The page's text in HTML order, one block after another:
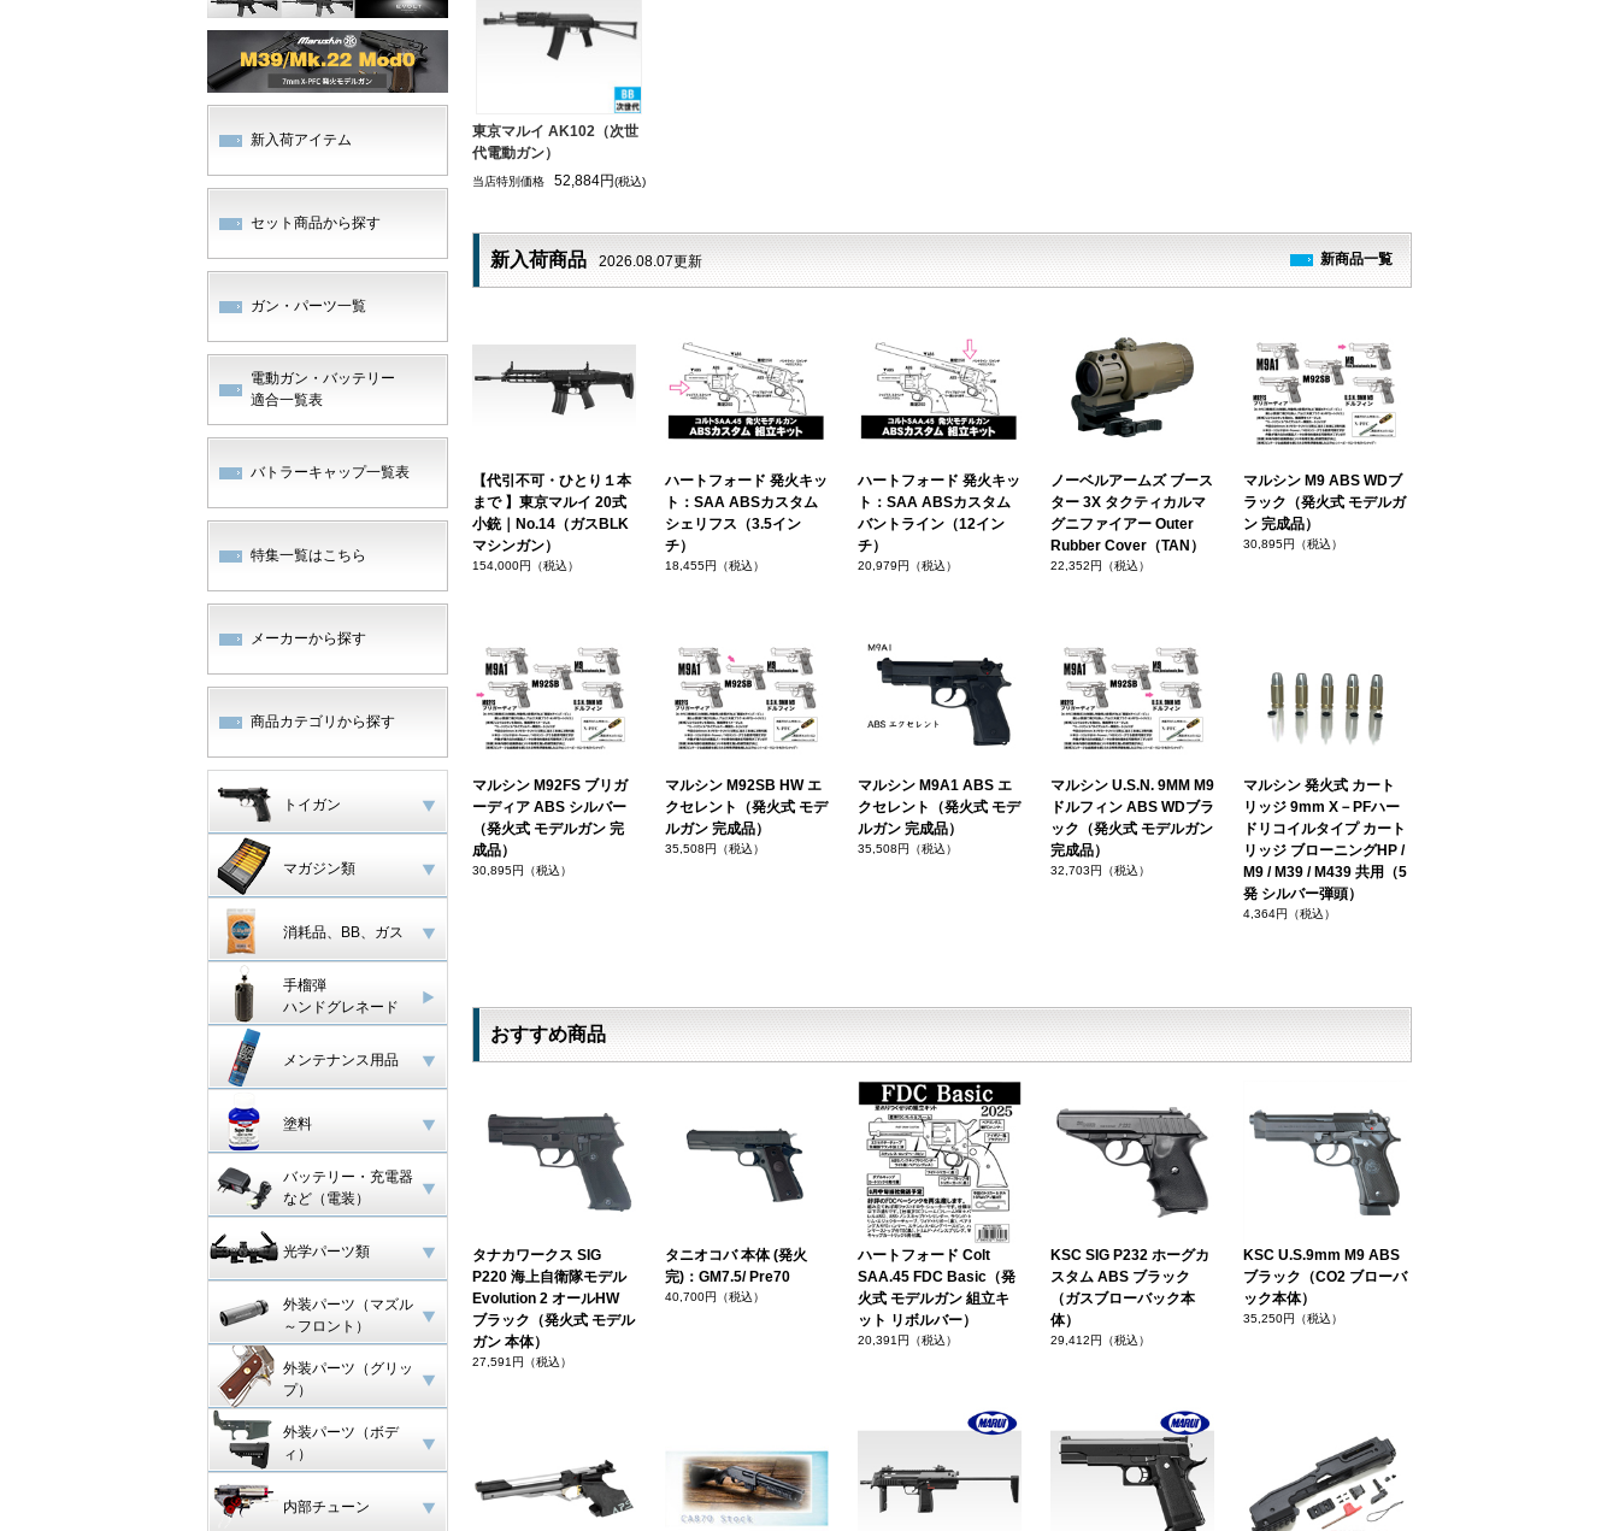
新入荷アイテム
セット商品から探す
ガン・パーツ一覧
電動ガン・バッテリー
適合一覧表
バトラーキャップ一覧表
特集一覧はこちら
メーカーから探す
商品カテゴリから探す
トイガン
マガジン類
消耗品、BB、ガス
手榴弾
ハンドグレネード
メンテナンス用品
塗料
バッテリー・充電器
など（電装）
光学パーツ類
外装パーツ（マズル
～フロント）
外装パーツ（グリッ
プ）
外装パーツ（ボデ
ィ）
内部チューン
東京マルイ AK102（次世
代電動ガン）
当店特別価格 52,884円(税込)
新入荷商品 2026.08.07更新 新商品一覧
【代引不可・ひとり１本
まで 】東京マルイ 20式
小銃｜No.14（ガスBLK
マシンガン）
154,000円（税込）
ハートフォード 発火キッ
ト：SAA ABSカスタム
シェリフス（3.5イン
チ）
18,455円（税込）
ハートフォード 発火キッ
ト：SAA ABSカスタム
バントライン（12イン
チ）
20,979円（税込）
ノーベルアームズ ブース
ター 3X タクティカルマ
グニファイアー Outer
Rubber Cover（TAN）
22,352円（税込）
マルシン M9 ABS WDブ
ラック（発火式 モデルガ
ン 完成品）
30,895円（税込）
マルシン M92FS ブリガ
ーディア ABS シルバー
（発火式 モデルガン 完
成品）
30,895円（税込）
マルシン M92SB HW エ
クセレント（発火式 モデ
ルガン 完成品）
35,508円（税込）
マルシン M9A1 ABS エ
クセレント（発火式 モデ
ルガン 完成品）
35,508円（税込）
マルシン U.S.N. 9MM M9
ドルフィン ABS WDブラ
ック（発火式 モデルガン
完成品）
32,703円（税込）
マルシン 発火式 カート
リッジ 9mm X－PFハー
ドリコイルタイプ カート
リッジ ブローニングHP /
M9 / M39 / M439 共用（5
発 シルバー弾頭）
4,364円（税込）
おすすめ商品
タナカワークス SIG
P220 海上自衛隊モデル
Evolution 2 オールHW
ブラック（発火式 モデル
ガン 本体）
27,591円（税込）
タニオコバ 本体 (発火
完)：GM7.5/ Pre70
40,700円（税込）
ハートフォード Colt
SAA.45 FDC Basic（発
火式 モデルガン 組立キ
ット リボルバー）
20,391円（税込）
KSC SIG P232 ホーグカ
スタム ABS ブラック
（ガスブローバック本
体）
29,412円（税込）
KSC U.S.9mm M9 ABS
ブラック（CO2 ブローバ
ック本体）
35,250円（税込）